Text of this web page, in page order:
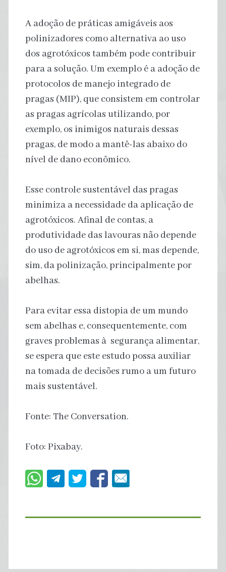
A adoção de práticas amigáveis aos
polinizadores como alternativa ao uso
dos agrotóxicos também pode contribuir
para a solução. Um exemplo é a adoção de
protocolos de manejo integrado de
pragas (MIP), que consistem em controlar
as pragas agrícolas utilizando, por
exemplo, os inimigos naturais dessas
pragas, de modo a mantê-las abaixo do
nível de dano econômico.
Esse controle sustentável das pragas
minimiza a necessidade da aplicação de
agrotóxicos. Afinal de contas, a
produtividade das lavouras não depende
do uso de agrotóxicos em si, mas depende,
sim, da polinização, principalmente por
abelhas.
Para evitar essa distopia de um mundo
sem abelhas e, consequentemente, com
graves problemas à segurança alimentar,
se espera que este estudo possa auxiliar
na tomada de decisões rumo a um futuro
mais sustentável.
Fonte: The Conversation.
Foto: Pixabay.